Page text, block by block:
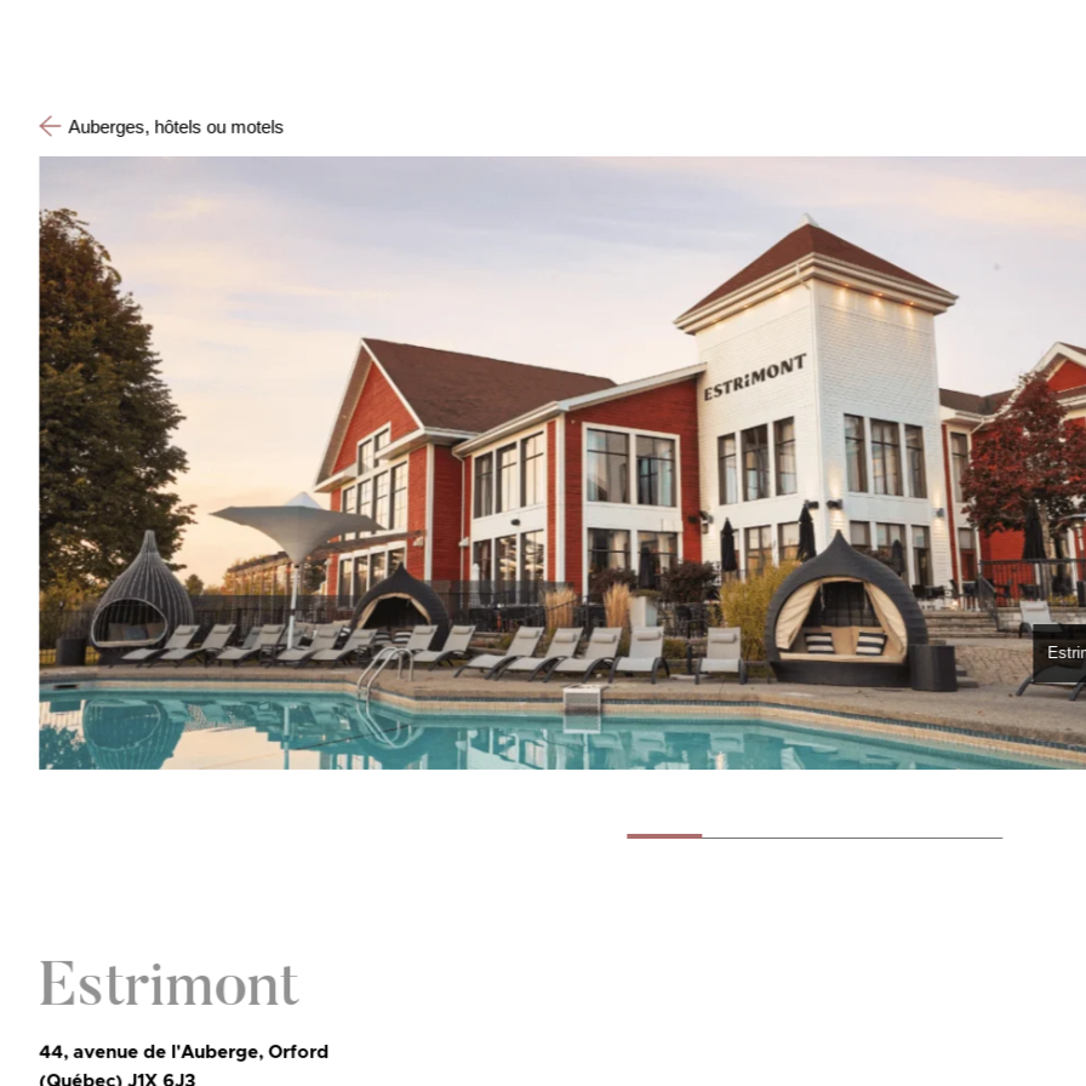
Auberges, hôtels ou motels
Estrimont
44, avenue de l'Auberge, Orford
(Québec) J1X 6J3